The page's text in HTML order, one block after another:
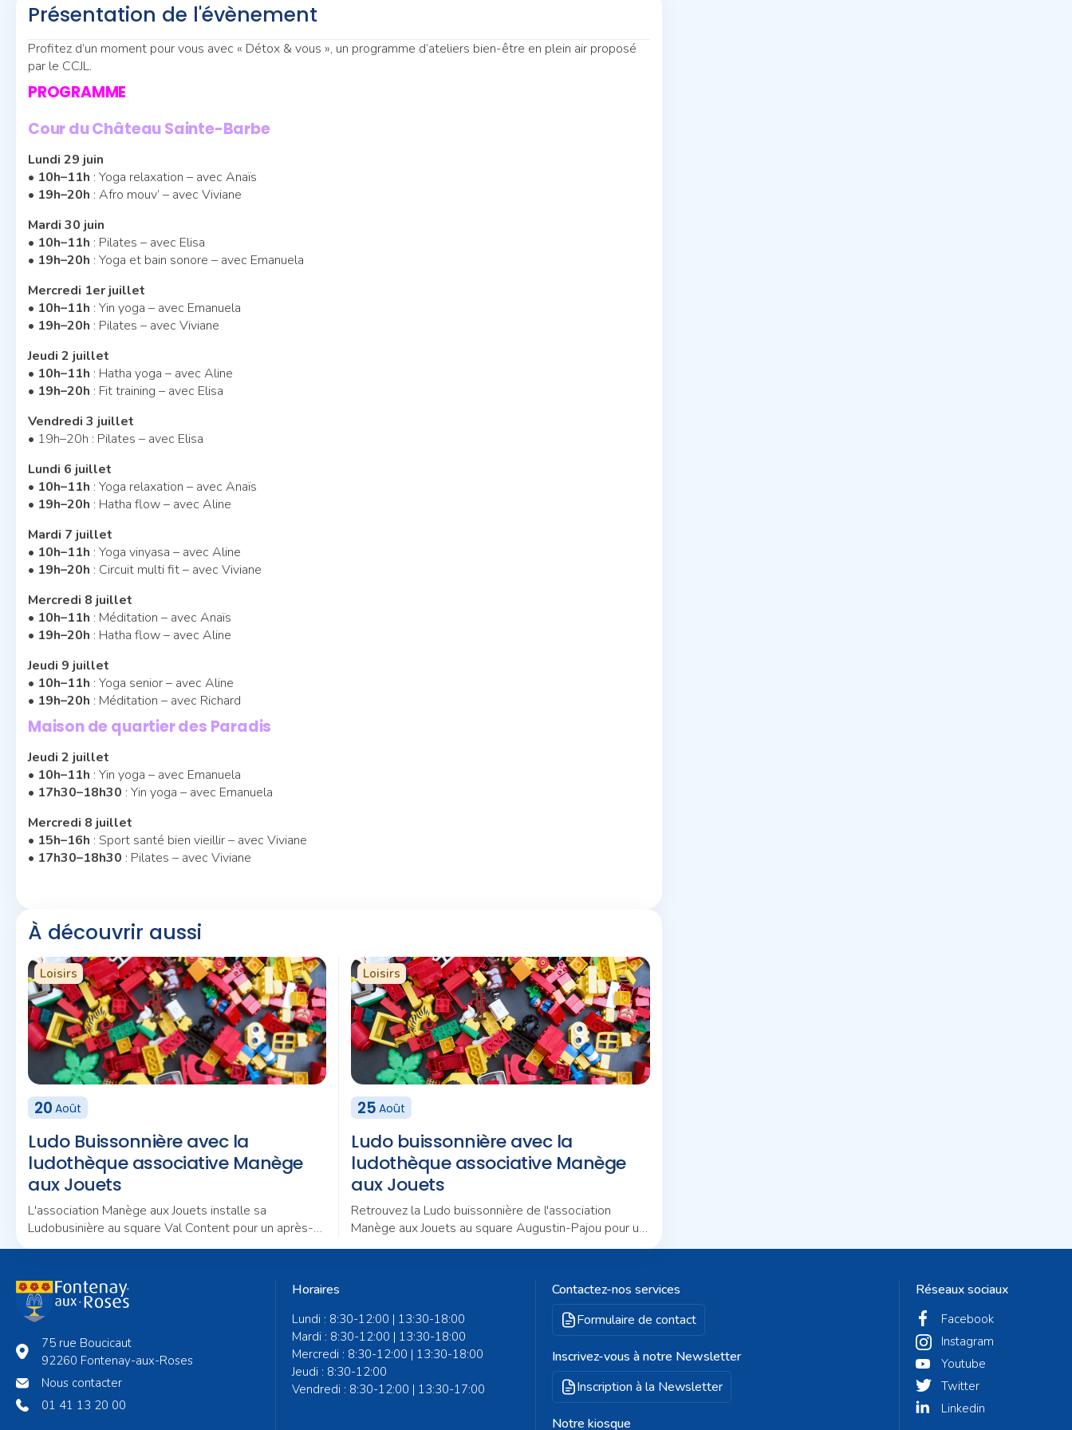
Présentation de l'évènement
Profitez d’un moment pour vous avec « Détox & vous », un programme d’ateliers bien-être en plein air proposé
par le CCJL.
PROGRAMME
Cour du Château Sainte-Barbe
Lundi 29 juin
• 10h–11h : Yoga relaxation – avec Anaïs
• 19h–20h : Afro mouv’ – avec Viviane
Mardi 30 juin
• 10h–11h : Pilates – avec Elisa
• 19h–20h : Yoga et bain sonore – avec Emanuela
Mercredi 1er juillet
• 10h–11h : Yin yoga – avec Emanuela
• 19h–20h : Pilates – avec Viviane
Jeudi 2 juillet
• 10h–11h : Hatha yoga – avec Aline
• 19h–20h : Fit training – avec Elisa
Vendredi 3 juillet
• 19h–20h : Pilates – avec Elisa
Lundi 6 juillet
• 10h–11h : Yoga relaxation – avec Anaïs
• 19h–20h : Hatha flow – avec Aline
Mardi 7 juillet
• 10h–11h : Yoga vinyasa – avec Aline
• 19h–20h : Circuit multi fit – avec Viviane
Mercredi 8 juillet
• 10h–11h : Méditation – avec Anaïs
• 19h–20h : Hatha flow – avec Aline
Jeudi 9 juillet
• 10h–11h : Yoga senior – avec Aline
• 19h–20h : Méditation – avec Richard
Maison de quartier des Paradis
Jeudi 2 juillet
• 10h–11h : Yin yoga – avec Emanuela
• 17h30–18h30 : Yin yoga – avec Emanuela
Mercredi 8 juillet
• 15h–16h : Sport santé bien vieillir – avec Viviane
• 17h30–18h30 : Pilates – avec Viviane
À découvrir aussi
Loisirs
20 Août
Ludo Buissonnière avec la
ludothèque associative Manège
aux Jouets
L'association Manège aux Jouets installe sa
Ludobusinière au square Val Content pour un après-
midi placé sous le signe du jeu et de la convivialité.
Loisirs
25 Août
Ludo buissonnière avec la
ludothèque associative Manège
aux Jouets
Retrouvez la Ludo buissonnière de l'association
Manège aux Jouets au square Augustin-Pajou pour un
nouvel après-midi d'animations en plein air.
75 rue Boucicaut
92260 Fontenay-aux-Roses
Nous contacter
01 41 13 20 00
Horaires
Lundi : 8:30-12:00 | 13:30-18:00
Mardi : 8:30-12:00 | 13:30-18:00
Mercredi : 8:30-12:00 | 13:30-18:00
Jeudi : 8:30-12:00
Vendredi : 8:30-12:00 | 13:30-17:00
Contactez-nos services
Formulaire de contact
Inscrivez-vous à notre Newsletter
Inscription à la Newsletter
Notre kiosque
Réseaux sociaux
Facebook
Instagram
Youtube
Twitter
Linkedin